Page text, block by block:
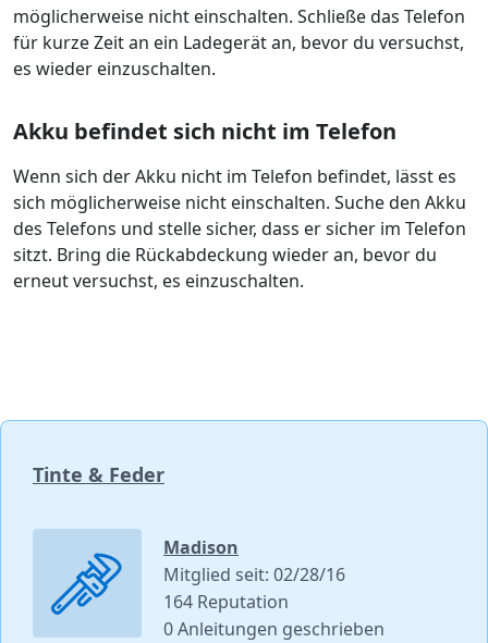
möglicherweise nicht einschalten. Schließe das Telefon
für kurze Zeit an ein Ladegerät an, bevor du versuchst,
es wieder einzuschalten.
Akku befindet sich nicht im Telefon
Wenn sich der Akku nicht im Telefon befindet, lässt es
sich möglicherweise nicht einschalten. Suche den Akku
des Telefons und stelle sicher, dass er sicher im Telefon
sitzt. Bring die Rückabdeckung wieder an, bevor du
erneut versuchst, es einzuschalten.
Tinte & Feder
Madison
Mitglied seit: 02/28/16
164 Reputation
0 Anleitungen geschrieben